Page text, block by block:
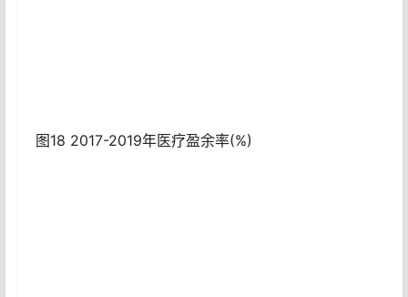
图18 2017-2019年医疗盈余率(%)